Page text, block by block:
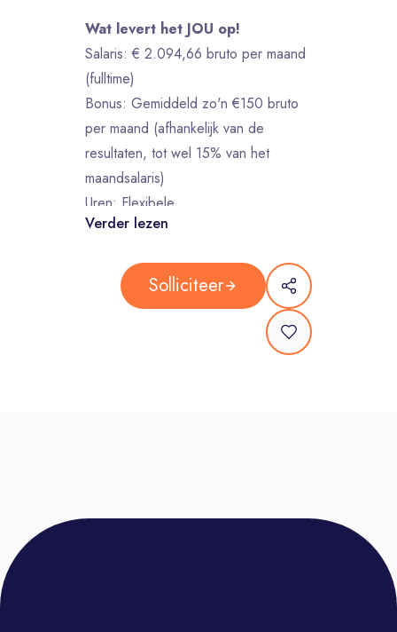
Wat levert het JOU op!
Salaris: € 2.094,66 bruto per maand
(fulltime)
Bonus: Gemiddeld zo'n €150 bruto
per maand (afhankelijk van de
resultaten, tot wel 15% van het
maandsalaris)
Uren: Flexibele
contractmogelijkheden van 32, 34,
Contract: Onbepaalde duur, 2
maanden proeftijd
Training: 2 weken training, waar je
alle vaardigheden opdoet die je
per week op kantoor werkt en 3
Verder lezen
Solliciteer